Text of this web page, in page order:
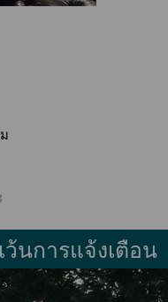
ว้นการแจ้งเตือน